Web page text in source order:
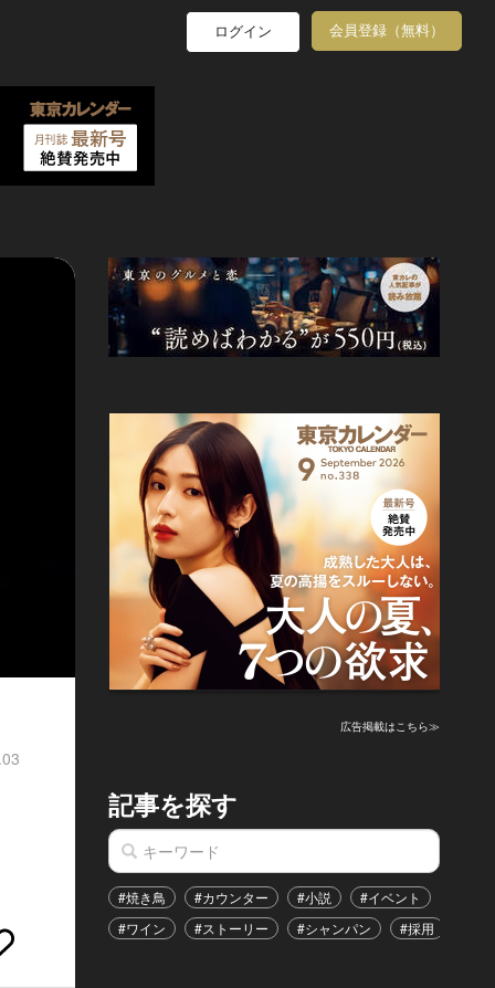
ログイン 会員登録（無料）
広告掲載はこちら≫
記事を探す
#焼き鳥 #カウンター #小説 #イベント
#ワイン
#ストーリー #シャンパン #採用